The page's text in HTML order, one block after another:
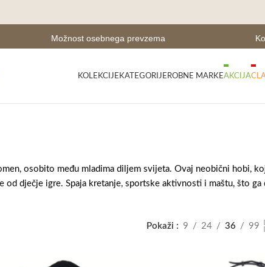
Možnost osebnega prevzema
KOLEKCIJE KATEGORIJE ROBNE MARKEAKCIJA
osobito među mladima diljem svijeta. Ovaj neobični hobi,
dječje igre. Spaja kretanje, sportske aktivnosti i maštu, što ga
Pokaži 9 24 36 99